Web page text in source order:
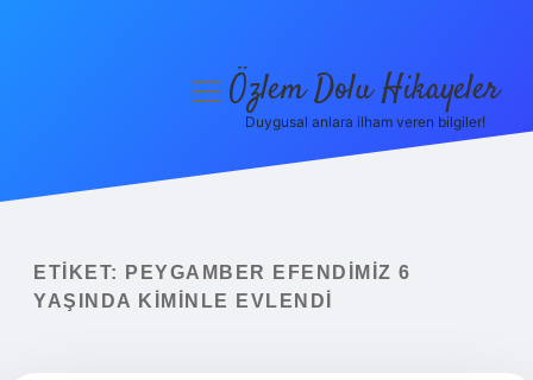
Yasal Uyarı
menüyüÖzlem Dolu Hikayeler
Duygusal anlara ilham veren bilgiler!
ETIKET:
PEYGAMBER EFENDIMIZ 6
YAŞINDA KIMINLE EVLENDI